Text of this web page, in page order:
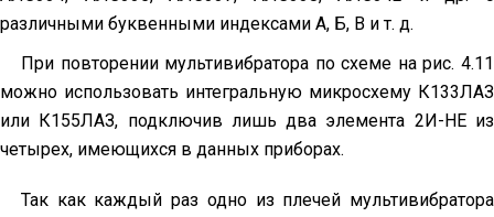
различными бук­венными индексами А, Б, В и т. д.
При повторении мультивибратора по схеме на рис. 4.11
можно использо­вать интегральную микросхему К133ЛАЗ
или К155ЛАЗ, подключив лишь два элемента 2И-НЕ из
четырех, имеющихся в данных приборах.
Так как каждый раз одно из плечей мультивибратора